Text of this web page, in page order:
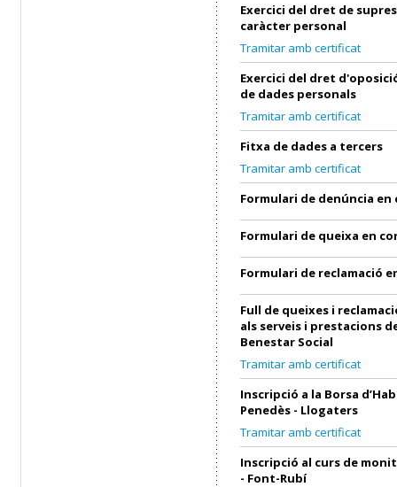
Exercici del dret de
caràcter personal
Tramitar amb certificat
Exercici del dret
de dades personals
Tramitar amb certificat
Fitxa de dades a tercers
Tramitar amb certificat
Formulari de denúncia en
Formulari de queixa en
Formulari de reclamació
Full de queixes i
als serveis i prestacions
Benestar Social
Tramitar amb certificat
Inscripció a la Borsa
Penedès - Llogaters
Tramitar amb certificat
Inscripció al curs de
- Font-Rubí